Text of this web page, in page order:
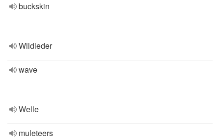
buckskin
Wildleder
wave
Welle
muleteers